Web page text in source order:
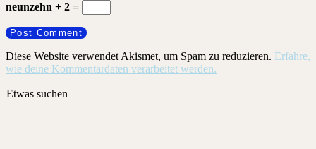
neunzehn + 2 =
Diese Website verwendet Akismet, um Spam zu reduzieren. Erfahre,
wie deine Kommentardaten verarbeitet werden.
Etwas suchen